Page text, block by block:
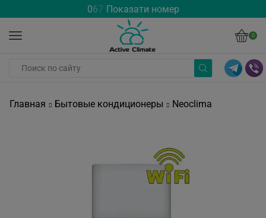
067 Показати номер
0
Главная Бытовые кондиционеры Neoclima